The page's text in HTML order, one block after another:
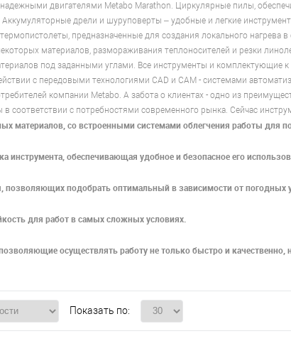
двигателями Metabo Marathon. Циркулярные пилы,
Аккумуляторные дрели и шуруповерты – удобные и легкие
предназначенные для создания локального нагрева
материалов, размораживания теплоносителей и резки
под заданными углами. Все инструменты и комплектующие
с передовыми технологиями CAD и CAM - системами
компании Metabo. А забота о клиентах - одно из
соответствии с потребностями современного рынка. Сейчас
материалов, со встроенными системами облегчения работы для
инструмента, обеспечивающая удобное и безопасное его
подобрать оптимальный в зависимости от погодных
для работ в самых сложных условиях.
осуществлять работу не только быстро и качественно,
Показать по: